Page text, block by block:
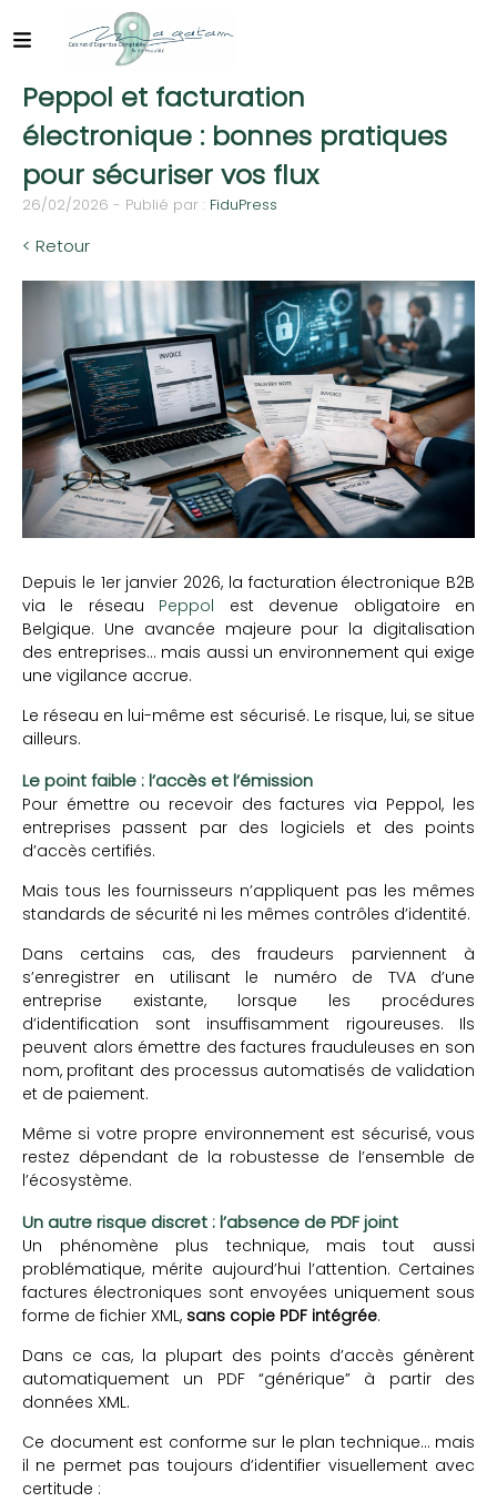
Peppol et facturation
électronique : bonnes pratiques
pour sécuriser vos flux
26/02/2026 - Publié par : FiduPress
< Retour
Depuis le 1er janvier 2026, la facturation électronique B2B
via le réseau Peppol est devenue obligatoire en
Belgique. Une avancée majeure pour la digitalisation
des entreprises… mais aussi un environnement qui exige
une vigilance accrue.
Le réseau en lui-même est sécurisé. Le risque, lui, se situe
ailleurs.
Le point faible : l’accès et l’émission
Pour émettre ou recevoir des factures via Peppol, les
entreprises passent par des logiciels et des points
d’accès certifiés.
Mais tous les fournisseurs n’appliquent pas les mêmes
standards de sécurité ni les mêmes contrôles d’identité.
Dans certains cas, des fraudeurs parviennent à
s’enregistrer en utilisant le numéro de TVA d’une
entreprise existante, lorsque les procédures
d’identification sont insuffisamment rigoureuses. Ils
peuvent alors émettre des factures frauduleuses en son
nom, profitant des processus automatisés de validation
et de paiement.
Même si votre propre environnement est sécurisé, vous
restez dépendant de la robustesse de l’ensemble de
l’écosystème.
Un autre risque discret : l’absence de PDF joint
Un phénomène plus technique, mais tout aussi
problématique, mérite aujourd’hui l’attention. Certaines
factures électroniques sont envoyées uniquement sous
forme de fichier XML, sans copie PDF intégrée.
Dans ce cas, la plupart des points d’accès génèrent
automatiquement un PDF “générique” à partir des
données XML.
Ce document est conforme sur le plan technique… mais
il ne permet pas toujours d’identifier visuellement avec
certitude :